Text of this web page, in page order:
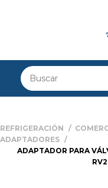
REFRIGERACIÓN
ADAPTADORES
ADAPTADOR PARA